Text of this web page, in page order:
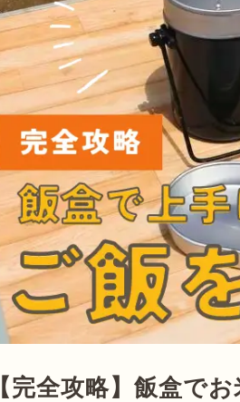
【完全攻略】飯盒で